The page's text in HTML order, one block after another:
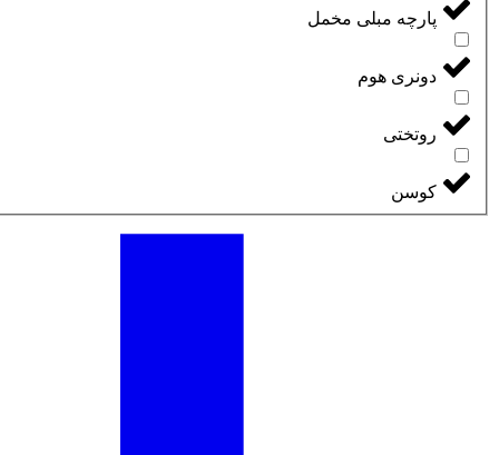
پارچه مبلی مخمل
دونری هوم
روتختی
کوسن